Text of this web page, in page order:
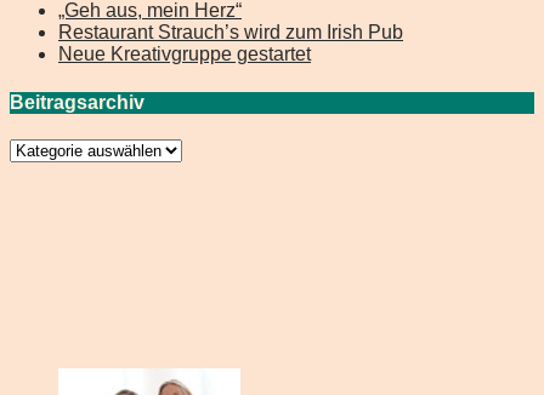
„Geh aus, mein Herz“
Restaurant Strauch’s wird zum Irish Pub
Neue Kreativgruppe gestartet
Beitragsarchiv
Beitragsarchiv